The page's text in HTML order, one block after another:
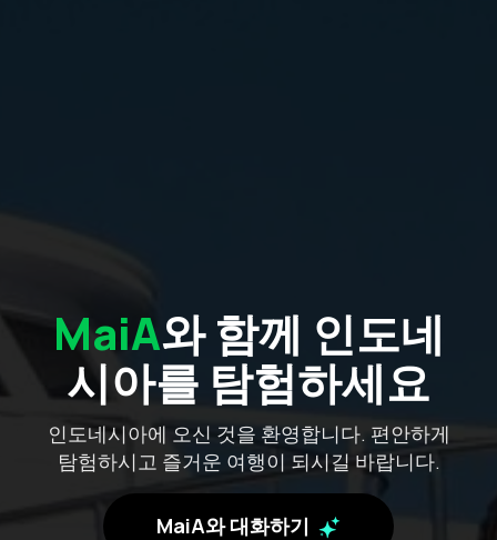
MaiA와 함께 인도네
시아를 탐험하세요
인도네시아에 오신 것을 환영합니다. 편안하게
탐험하시고 즐거운 여행이 되시길 바랍니다.
MaiA와 대화하기